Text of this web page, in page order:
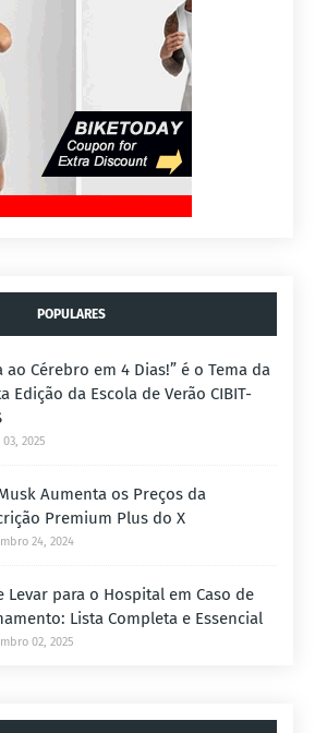
POPULARES
ao Cérebro em 4 Dias!” é o Tema da
Edição da Escola de Verão CIBIT-
2025
Aumenta os Preços da
Premium Plus do X
24, 2024
Levar para o Hospital em Caso de
Lista Completa e Essencial
02, 2025